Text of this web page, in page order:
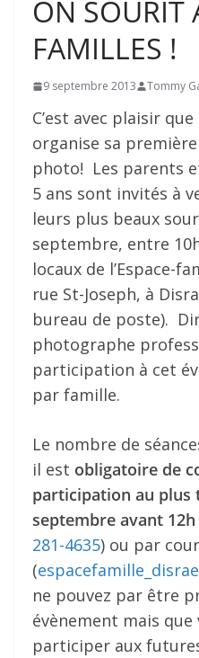
ON SOURIT
FAMILLES !
9 septembre 2013 Tommy
C’est avec plaisir
organise sa
photo! Les parents
5 ans sont invités à
leurs plus beaux
septembre, entre
locaux de l’Espace-
rue St-Joseph, à
bureau de poste).
photographe
participation à cet
par famille.
Le nombre de
il est obligatoire de
participation au plus
septembre avant 12h
281-4635) ou par
(
ne pouvez par être
évènement mais que
participer aux